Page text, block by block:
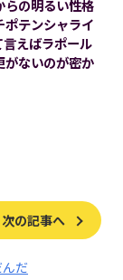
らの明るい性格
テンシャライ
えばラポール
がないのが密か
次の記事へ
だ